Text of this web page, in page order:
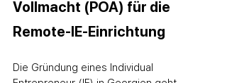
Vollmacht (POA) für die
Remote-IE-Einrichtung
Die Gründung eines Individual